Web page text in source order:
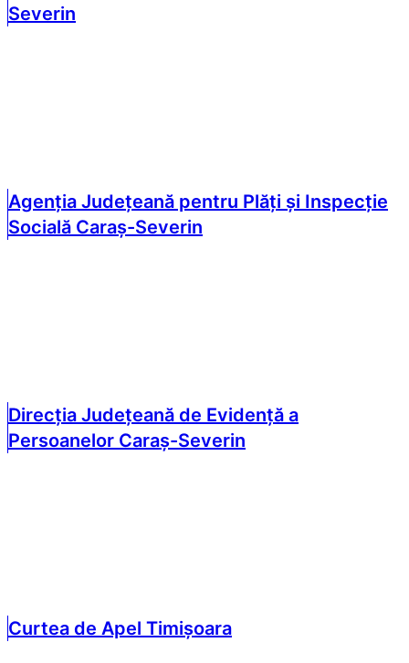
Severin
Agenția Județeană pentru Plăți și Inspecție
Socială Caraș-Severin
Direcția Județeană de Evidență a
Persoanelor Caraș-Severin
Curtea de Apel Timișoara